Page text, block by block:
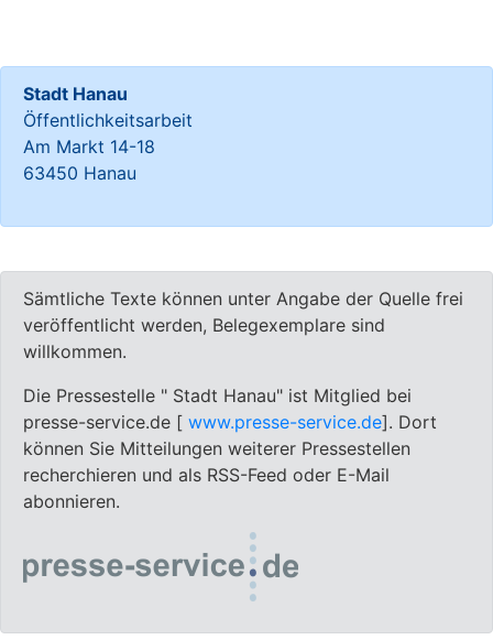
Stadt Hanau
Öffentlichkeitsarbeit
Am Markt 14-18
63450 Hanau
Sämtliche Texte können unter Angabe der Quelle frei
veröffentlicht werden, Belegexemplare sind
willkommen.
Die Pressestelle " Stadt Hanau" ist Mitglied bei
presse-service.de [ www.presse-service.de]. Dort
können Sie Mitteilungen weiterer Pressestellen
recherchieren und als RSS-Feed oder E-Mail
abonnieren.